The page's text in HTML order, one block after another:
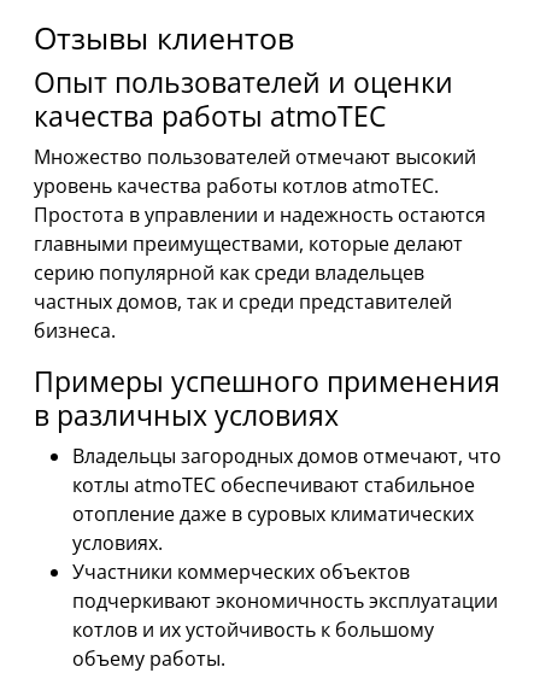
Отзывы клиентов
Опыт пользователей и оценки
качества работы atmoTEC
Множество пользователей отмечают высокий
уровень качества работы котлов atmoTEC.
Простота в управлении и надежность остаются
главными преимуществами, которые делают
серию популярной как среди владельцев
частных домов, так и среди представителей
бизнеса.
Примеры успешного применения
в различных условиях
Владельцы загородных домов отмечают, что
котлы atmoTEC обеспечивают стабильное
отопление даже в суровых климатических
условиях.
Участники коммерческих объектов
подчеркивают экономичность эксплуатации
котлов и их устойчивость к большому
объему работы.